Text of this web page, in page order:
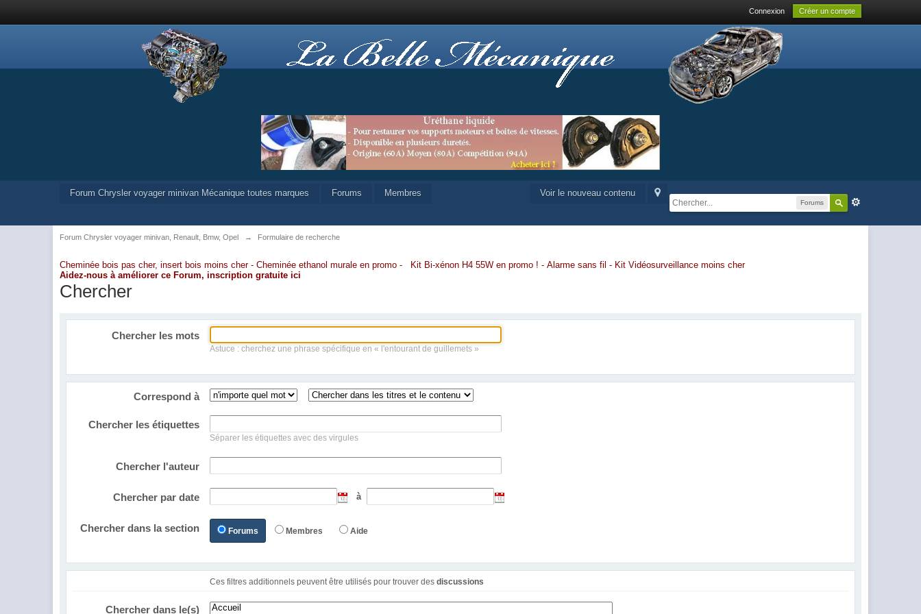
Connexion Créer un compte
Forums
Voir le nouveau contenu
Forum Chrysler voyager minivan Mécanique toutes marques Forums Membres
Forum Chrysler voyager minivan, Renault, Bmw, Opel → Formulaire de recherche
Cheminée bois pas cher, insert bois moins cher - Cheminée ethanol murale en promo - Kit Bi-xénon H4 55W en promo ! - Alarme sans fil- Kit Vidéosurveillance moins cher
Aidez-nous à améliorer ce Forum, inscription gratuite ici
Chercher
Chercher les mots
Astuce : cherchez une phrase spécifique en « l'entourant de guillemets »
Correspond à
Chercher les étiquettes
Séparer les étiquettes avec des virgules
Chercher l'auteur
Chercher par date à
Chercher dans la section Forums Membres Aide
Ces filtres additionnels peuvent être utilisés pour trouver desdiscussions
Chercher dans le(s)